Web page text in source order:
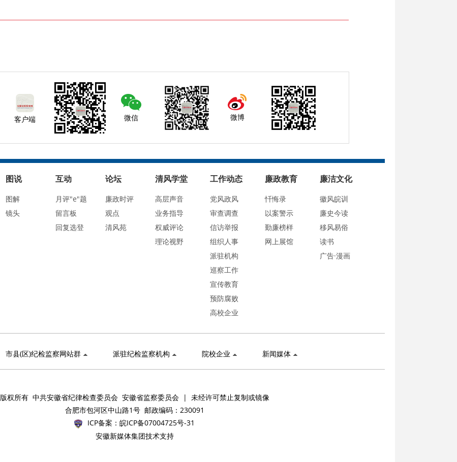
客户端 微信 微博
图说
图解
镜头
互动
月评"e"题
留言板
回复选登
论坛
廉政时评
观点
清风苑
清风学堂
高层声音
业务指导
权威评论
理论视野
工作动态
党风政风
审查调查
信访举报
组织人事
派驻机构
巡察工作
宣传教育
预防腐败
高校企业
廉政教育
忏悔录
以案警示
勤廉榜样
网上展馆
廉洁文化
徽风皖训
廉史今读
移风易俗
读书
广告·漫画
市县(区)纪检监察网站群 派驻纪检监察机构 院校企业 新闻媒体
版权所有 中共安徽省纪律检查委员会 安徽省监察委员会 | 未经许可禁止复制或镜像
合肥市包河区中山路1号 邮政编码：230091
ICP备案： 皖ICP备07004725号-31
安徽新媒体集团技术支持